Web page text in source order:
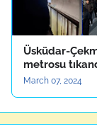
Üsküdar-
metrosu
March 07, 2024